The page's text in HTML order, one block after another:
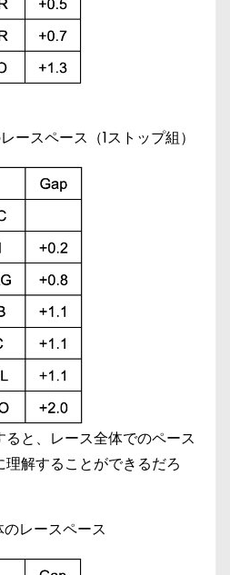
ースペース（1ストップ組）
と、レース全体でのペース
解することができるだろ
レースペース